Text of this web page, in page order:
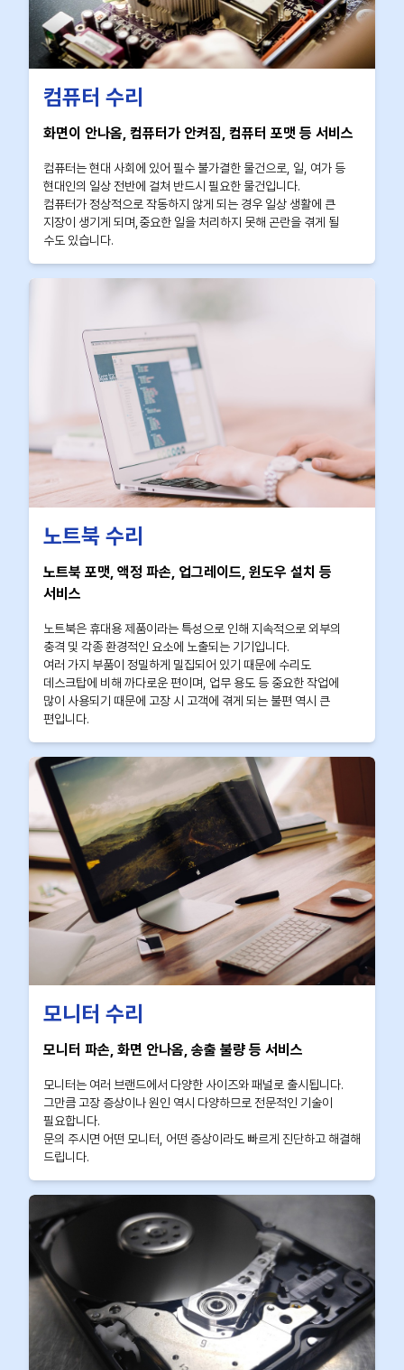
컴퓨터 수리
화면이 안나옴, 컴퓨터가 안켜짐, 컴퓨터 포맷 등 서비스
컴퓨터는 현대 사회에 있어 필수 불가결한 물건으로, 일, 여가 등
현대인의 일상 전반에 걸쳐 반드시 필요한 물건입니다.
컴퓨터가 정상적으로 작동하지 않게 되는 경우 일상 생활에 큰
지장이 생기게 되며,중요한 일을 처리하지 못해 곤란을 겪게 될
수도 있습니다.
노트북 수리
노트북 포맷, 액정 파손, 업그레이드, 윈도우 설치 등
서비스
노트북은 휴대용 제품이라는 특성으로 인해 지속적으로 외부의
충격 및 각종 환경적인 요소에 노출되는 기기입니다.
여러 가지 부품이 정밀하게 밀집되어 있기 때문에 수리도
데스크탑에 비해 까다로운 편이며, 업무 용도 등 중요한 작업에
많이 사용되기 때문에 고장 시 고객에 겪게 되는 불편 역시 큰
편입니다.
모니터 수리
모니터 파손, 화면 안나옴, 송출 불량 등 서비스
모니터는 여러 브랜드에서 다양한 사이즈와 패널로 출시됩니다.
그만큼 고장 증상이나 원인 역시 다양하므로 전문적인 기술이
필요합니다.
문의 주시면 어떤 모니터, 어떤 증상이라도 빠르게 진단하고 해결해
드립니다.